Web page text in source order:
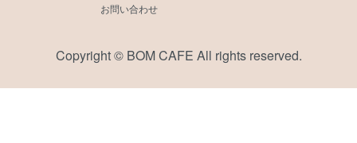
お問い合わせ
Copyright © BOM CAFE All rights reserved.